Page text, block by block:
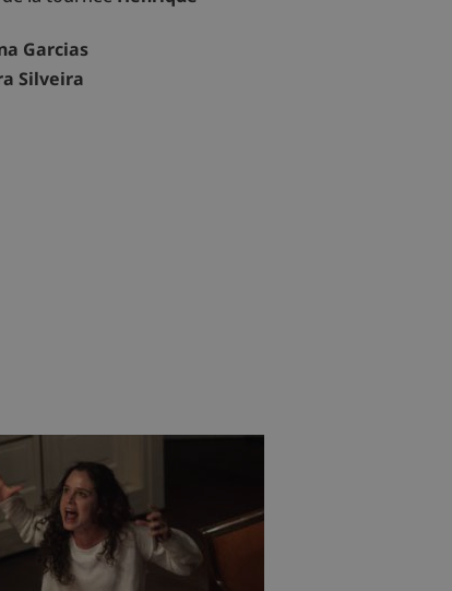
Garcias
Silveira